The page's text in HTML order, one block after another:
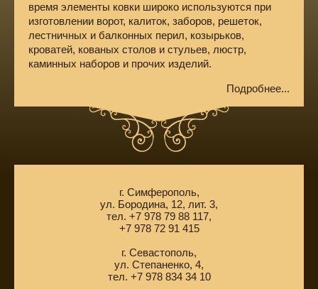
время элементы ковки широко используются при
изготовлении ворот, калиток, заборов, решеток,
лестничных и балконных перил, козырьков,
кроватей, кованых столов и стульев, люстр,
каминных наборов и прочих изделий.
Подробнее...
г. Симферополь,
ул. Бородина, 12, лит. 3,
тел. +7 978 79 88 117,
+7 978 72 91 415
г. Севастополь,
ул. Степаненко, 4,
тел. +7 978 834 34 10